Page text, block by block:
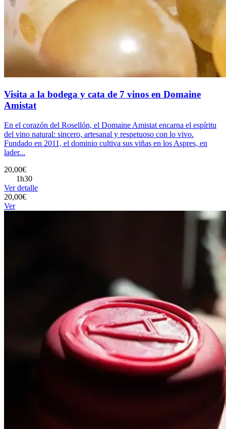
Visita a la bodega y cata de 7 vinos en Domaine
Amistat
En el corazón del Rosellón, el Domaine Amistat encarna el espíritu
del vino natural: sincero, artesanal y respetuoso con lo vivo.
Fundado en 2011, el dominio cultiva sus viñas en los Aspres, en
lader...
20,00€
1h30
Ver detalle
20,00€
Ver